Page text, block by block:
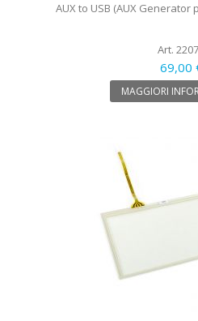
AUX to USB (AUX
Art.
69,00
MAGGIORI